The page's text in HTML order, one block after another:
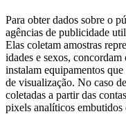
Para obter dados sobre o
agências de publicidade
Elas coletam amostras
idades e sexos,
instalam equipamentos
de visualização. No caso
coletadas a partir das
pixels analíticos embutidos